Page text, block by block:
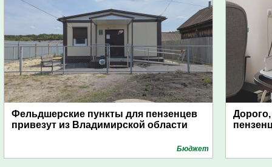
Фельдшерские пункты для пензенцев
привезут из Владимирской области
Бюджет
Дорого,